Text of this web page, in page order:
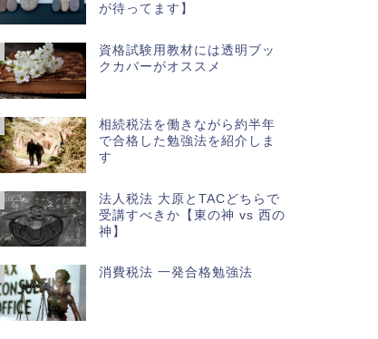
が待ってます】
資格試験用教材には透明ブッ
クカバーがオススメ
相続税法を働きながら約半年
で合格した勉強法を紹介しま
す
法人税法 大原とTACどちらで
受講すべきか【東の神 vs 西の
神】
消費税法 一発合格勉強法